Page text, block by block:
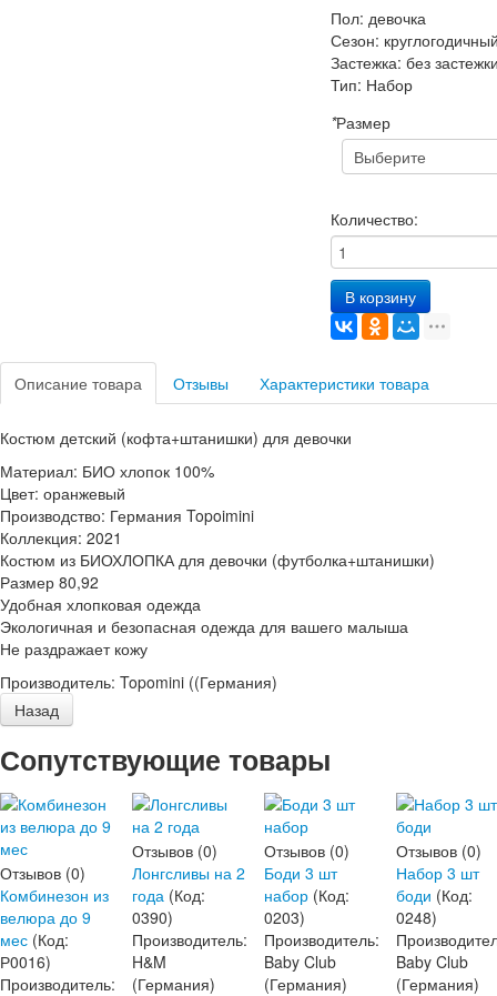
Пол: девочка
Сезон:
Застежка: без
Тип: Набор
*Размер
Количество:
В корзину
Описание товара Отзывы Характеристики товара
Костюм детский (кофта+штанишки) для девочки
Материал: БИО хлопок 100%
Цвет: оранжевый
Производство: Германия Topoimini
Коллекция: 2021
Костюм из БИОХЛОПКА для девочки (футболка+штанишки)
Размер 80,92
Удобная хлопковая одежда
Экологичная и безопасная одежда для вашего малыша
Не раздражает кожу
Производитель: Topomini ((Германия)
Сопутствующие товары
Отзывов (0)
Комбинезон из
велюра до 9
мес (Код:
Р0016)
Производитель:
Отзывов (0)
Лонгсливы на 2
года (Код:
0390)
Производитель:
H&M
(Германия)
Отзывов (0)
Боди 3 шт
набор (Код:
0203)
Производитель:
Baby Club
(Германия)
Отзывов (0)
Набор 3 шт
боди (Код:
0248)
Baby Club
(Германия)